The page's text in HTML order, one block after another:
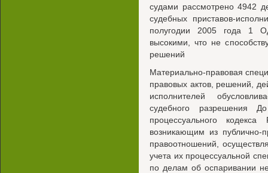
судами рассмотрено 4942
судебных приставов-
полугодии 2005 года 1
высокими, что не
решений
Материально-правовая
правовых актов, решений,
исполнителей
судебного разрешения
процессуального
возникающим из публично-
правоотношений,
учета их процессуальной
по делам об оспаривании